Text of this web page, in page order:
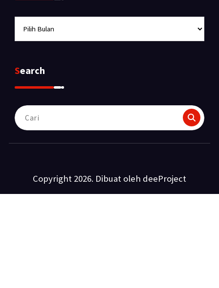
Search
Pencarian
untuk:
Copyright 2026. Dibuat oleh deeProject